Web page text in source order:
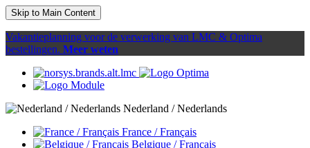
Skip to Main Content
Vakantieplanning voor de verwerking van LMC & Optima
bestellingen. Meer weten
Nederland / Nederlands
France / Français
Belgique / Français